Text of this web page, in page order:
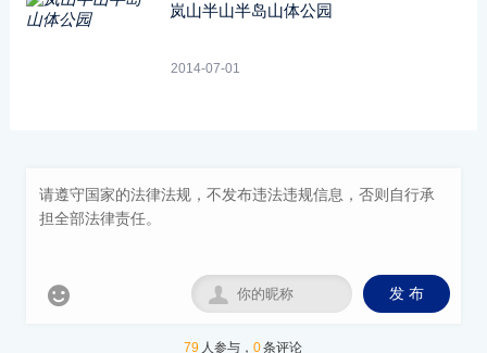
岚山半山半岛山体公园
2014-07-01
 发 布

79 人参与，0条评论